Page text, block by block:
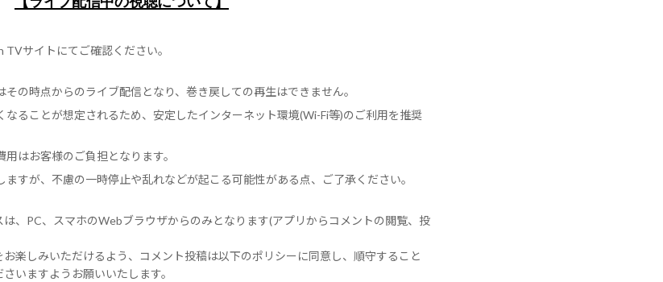
サイトにてご確認ください。
の時点からのライブ配信となり、巻き戻しての再生はできません。
なることが想定されるため、安定したインターネット環境(Wi-Fi等)のご利用を推奨
はお客様のご負担となります。
すが、不慮の一時停止や乱れなどが起こる可能性がある点、ご了承ください。
、PC、スマホのWebブラウザからのみとなります(アプリからコメントの閲覧、投
楽しみいただけるよう、コメント投稿は以下のポリシーに同意し、順守すること
いますようお願いいたします。